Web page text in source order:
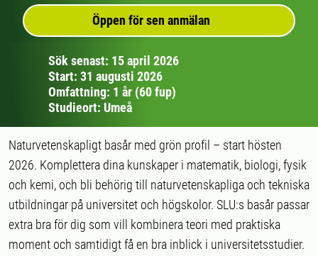
Öppen för sen anmälan
Sök senast: 15 april 2026
Start: 31 augusti 2026
Omfattning: 1 år (60 fup)
Studieort: Umeå
Naturvetenskapligt basår med grön profil – start hösten
2026. Komplettera dina kunskaper i matematik, biologi, fysik
och kemi, och bli behörig till naturvetenskapliga och tekniska
utbildningar på universitet och högskolor. SLU:s basår passar
extra bra för dig som vill kombinera teori med praktiska
moment och samtidigt få en bra inblick i universitetsstudier.